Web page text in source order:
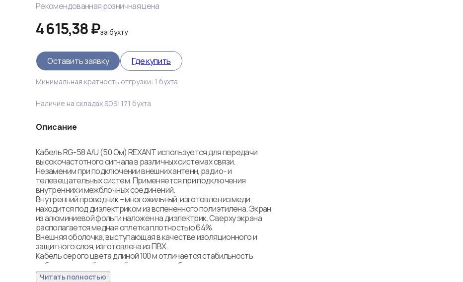
Рекомендованная розничная цена
4 615,38 ₽за бухту
Оставить заявку Где купить
Минимальная кратность отгрузки: 1 бухта
Наличие на складах SDS: 171 бухта
Описание
Кабель RG-58 A/U (50 Ом) REXANT используется для передачи
высокочастотного сигнала в различных системах связи.
Незаменим при подключении внешних антенн, радио- и
телевещательных систем. Применяется при подключения
внутренних и межблочных соединений.
Внутренний проводник – многожильный, изготовлен из меди,
находится под диэлектриком из вспененного полиэтилена. Экран
из алюминиевой фольги наложен на диэлектрик. Сверху экрана
располагается медная оплетка плотностью 64%.
Внешняя оболочка, выступающая в качестве изоляционного и
защитного слоя, изготовлена из ПВХ.
Кабель серого цвета длиной 100 м отличается стабильность
работы, широкой полосой пропускания, безопасностью и
простотой монтажа. Прокладывается внутри помещений.
Читать полностью